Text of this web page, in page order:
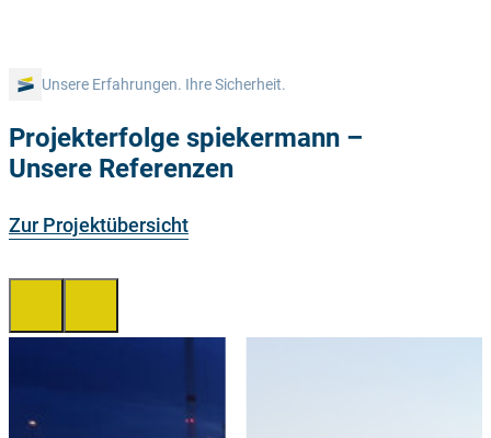
Unsere Erfahrungen. Ihre Sicherheit.
Projekterfolge spiekermann –
Unsere Referenzen
Zur Projektübersicht